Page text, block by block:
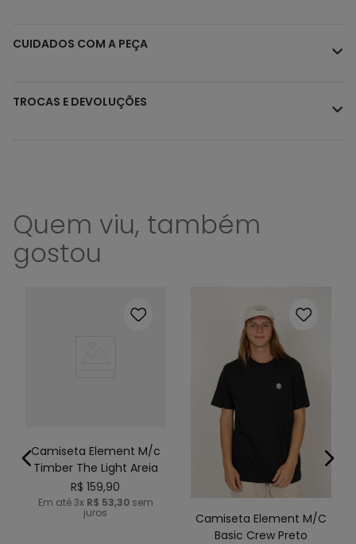
CUIDADOS COM A PEÇA
TROCAS E DEVOLUÇÕES
Quem viu, também
gostou
Camiseta Element M/c
Timber The Light Areia
R$ 159,90
Em até3x R$ 53,30sem
juros
Camiseta Element M/C
Basic Crew Preto